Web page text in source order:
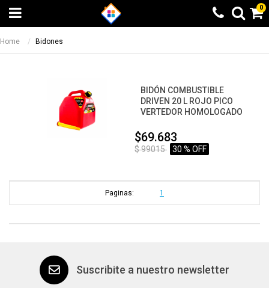
0
Home Bidones
BIDÓN COMBUSTIBLE
DRIVEN 20 L ROJO PICO
VERTEDOR HOMOLOGADO
$69.683
$ 99015 30 % OFF
Paginas: 1
Suscribite a nuestro newsletter